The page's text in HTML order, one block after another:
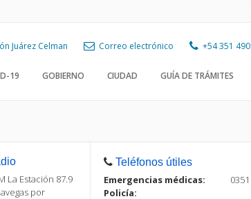
Juárez Celman Correo electrónico +54 351
19 GOBIERNO CIUDAD GUÍA DE TRÁMITES
La Estación 87.9
por
Teléfonos útiles
Emergencias médicas:
Policía: